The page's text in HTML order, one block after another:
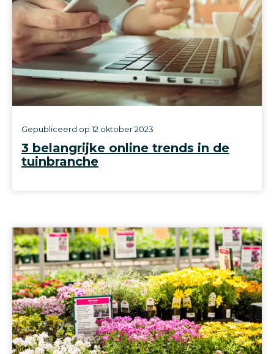
3 belangrijke online trends in de
tuinbranche
Gepubliceerd op 12 oktober 2023